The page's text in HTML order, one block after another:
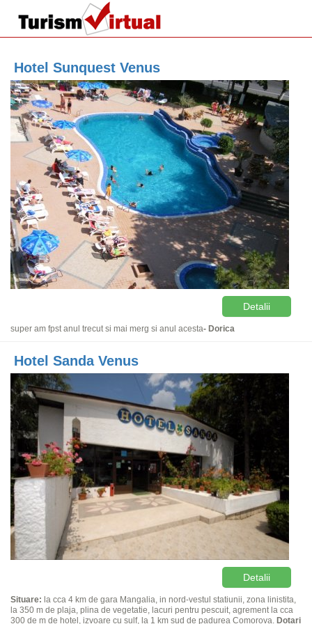
Hotel Sunquest Venus
Detalii
super am fpst anul trecut si mai merg si anul acesta- Dorica
Hotel Sanda Venus
Detalii
Situare: la cca 4 km de gara Mangalia, in nord-vestul statiunii, zona linistita,
la 350 m de plaja, plina de vegetatie, lacuri pentru pescuit, agrement la cca
300 de m de hotel, izvoare cu sulf, la 1 km sud de padurea Comorova. Dotari